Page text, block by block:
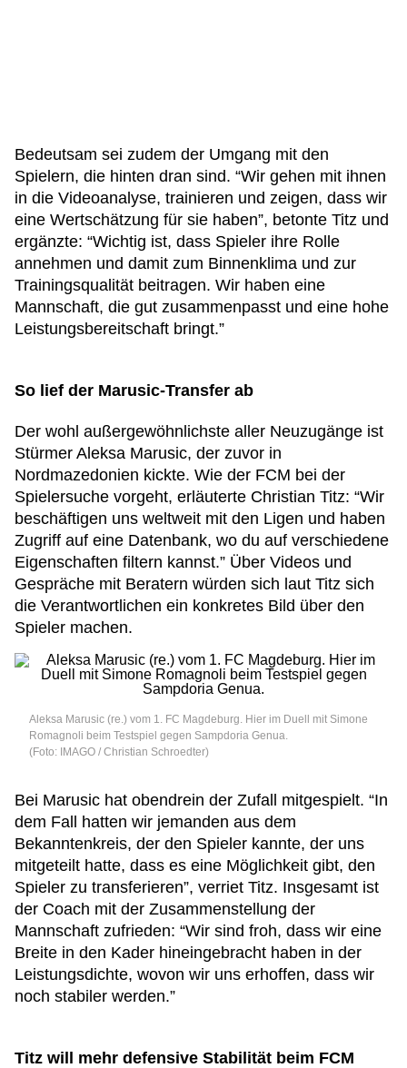
Bedeutsam sei zudem der Umgang mit den
Spielern, die hinten dran sind. “Wir gehen mit ihnen
in die Videoanalyse, trainieren und zeigen, dass wir
eine Wertschätzung für sie haben”, betonte Titz und
ergänzte: “Wichtig ist, dass Spieler ihre Rolle
annehmen und damit zum Binnenklima und zur
Trainingsqualität beitragen. Wir haben eine
Mannschaft, die gut zusammenpasst und eine hohe
Leistungsbereitschaft bringt.”
So lief der Marusic-Transfer ab
Der wohl außergewöhnlichste aller Neuzugänge ist
Stürmer Aleksa Marusic, der zuvor in
Nordmazedonien kickte. Wie der FCM bei der
Spielersuche vorgeht, erläuterte Christian Titz: “Wir
beschäftigen uns weltweit mit den Ligen und haben
Zugriff auf eine Datenbank, wo du auf verschiedene
Eigenschaften filtern kannst.” Über Videos und
Gespräche mit Beratern würden sich laut Titz sich
die Verantwortlichen ein konkretes Bild über den
Spieler machen.
Aleksa Marusic (re.) vom 1. FC Magdeburg. Hier im Duell mit Simone
Romagnoli beim Testspiel gegen Sampdoria Genua.
(Foto: IMAGO / Christian Schroedter)
Bei Marusic hat obendrein der Zufall mitgespielt. “In
dem Fall hatten wir jemanden aus dem
Bekanntenkreis, der den Spieler kannte, der uns
mitgeteilt hatte, dass es eine Möglichkeit gibt, den
Spieler zu transferieren”, verriet Titz. Insgesamt ist
der Coach mit der Zusammenstellung der
Mannschaft zufrieden: “Wir sind froh, dass wir eine
Breite in den Kader hineingebracht haben in der
Leistungsdichte, wovon wir uns erhoffen, dass wir
noch stabiler werden.”
Titz will mehr defensive Stabilität beim FCM